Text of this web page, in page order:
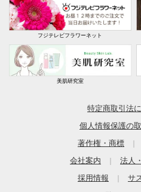
フジテレビフラワーネット
美肌研究室
特定商取引法
個人情報保護の
著作権・商標
会社案内
法人
採用情報
サ